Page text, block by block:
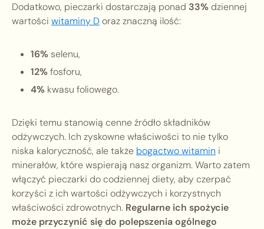
Dodatkowo, pieczarki dostarczają ponad 33%dziennej
wartości witaminy Doraz znaczną ilość:
16% selenu,
12%fosforu,
4% kwasu foliowego.
Dzięki temu stanowią cenne źródło składników
odżywczych. Ich zyskowne właściwości to nie tylko
niska kaloryczność, ale także bogactwo witamin i
minerałów, które wspierają nasz organizm. Warto zatem
włączyć pieczarki do codziennej diety, aby czerpać
korzyści z ich wartości odżywczych i korzystnych
właściwości zdrowotnych. Regularne ich spożycie
może przyczynić się do polepszenia ogólnego